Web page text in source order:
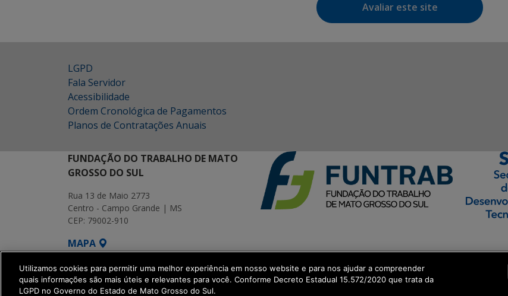
Avaliar este site
LGPD
Fala Servidor
Acessibilidade
Ordem Cronológica de Pagamentos
Planos de Contratações Anuais
FUNDAÇÃO DO TRABALHO DE MATO
GROSSO DO SUL
Rua 13 de Maio 2773
Centro - Campo Grande | MS
CEP: 79002-910
MAPA
SETDIG | Secretaria-Executiva de Transformação Digital
Utilizamos cookies para permitir uma melhor experiência em nosso website e para nos ajudar a compreender
quais informações são mais úteis e relevantes para você. Conforme Decreto Estadual 15.572/2020 que trata da
LGPD no Governo do Estado de Mato Grosso do Sul.